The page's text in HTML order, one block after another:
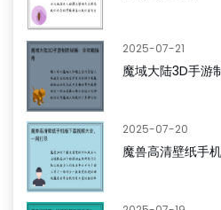
2025-07-21
魔域大陆3D手游
2025-07-20
魔兽高清壁纸手